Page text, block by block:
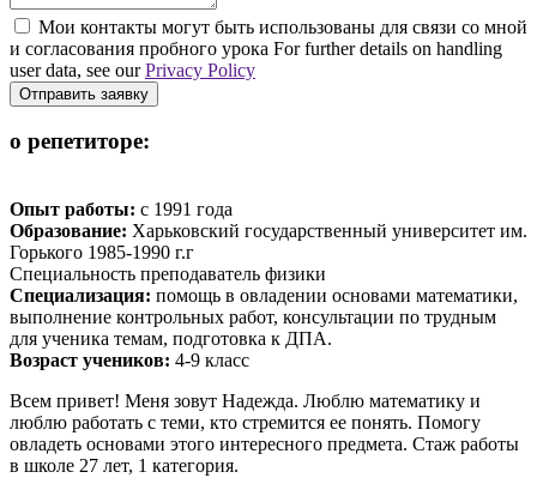
Мои контакты могут быть использованы для связи со мной
и согласования пробного урока For further details on handling
user data, see ourPrivacy Policy
Отправить заявку
о репетиторе:
Опыт работы: с 1991 года
Образование: Харьковский государственный университет им.
Горького 1985-1990 г.г
Специальность преподаватель физики
Специализация: помощь в овладении основами математики,
выполнение контрольных работ, консультации по трудным
для ученика темам, подготовка к ДПА.
Возраст учеников: 4-9 класс
Всем привет! Меня зовут Надежда. Люблю математику и
люблю работать с теми, кто стремится ее понять. Помогу
овладеть основами этого интересного предмета. Стаж работы
в школе 27 лет, 1 категория.